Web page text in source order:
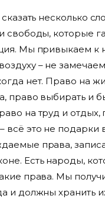
несколько
свободы, которые
Мы привыкаем к
– не
нет. Право на
право выбирать и
на труд и отдых,
всё это не подарки
права,
Есть народы,
права. Мы
и должны хранить